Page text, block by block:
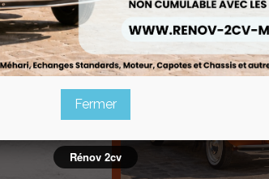
Fermer
Rénov 2cv